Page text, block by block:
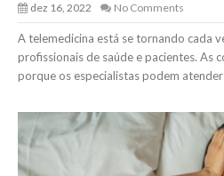
dez 16, 2022 No Comments
A telemedicina está se tornando cada
profissionais de saúde e pacientes. As
porque os especialistas podem atender